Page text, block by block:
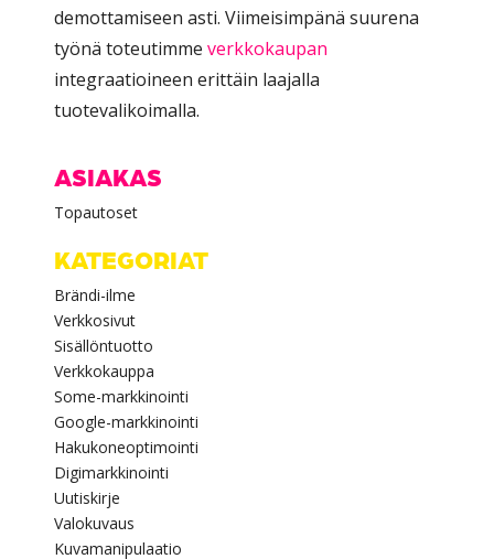
demottamiseen asti. Viimeisimpänä suurena
työnä toteutimmeverkkokaupan
integraatioineen erittäin laajalla
tuotevalikoimalla.
ASIAKAS
Topautoset
KATEGORIAT
Brändi-ilme
Verkkosivut
Sisällöntuotto
Verkkokauppa
Some-markkinointi
Google-markkinointi
Hakukoneoptimointi
Digimarkkinointi
Uutiskirje
Valokuvaus
Kuvamanipulaatio